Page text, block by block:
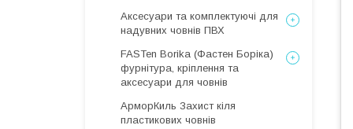
Аксесуари та комплектуючі для
надувних човнів ПВХ
FASTen Borika (Фастен Боріка)
фурнітура, кріплення та
аксесуари для човнів
АрморКиль Захист кіля
пластикових човнів